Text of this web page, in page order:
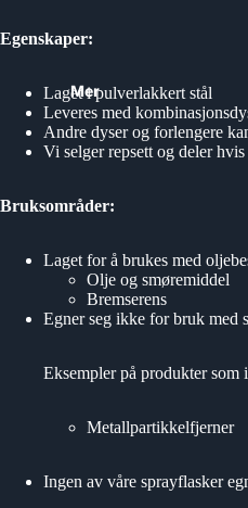
Mer
Egenskaper:
Laget i pulverlakkert stål
Leveres med
Andre dyser og forlengere
Vi selger repsett og deler
Bruksområder:
Laget for å brukes med
Olje og smøremiddel
Bremserens
Egner seg ikke for bruk med
Eksempler på produkter som
Metallpartikkelfjerner
Ingen av våre sprayflasker